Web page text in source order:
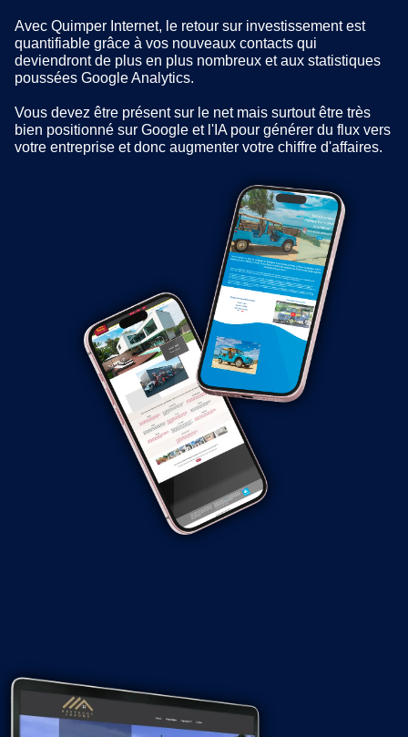
Avec Quimper Internet, le retour sur investissement est
quantifiable grâce à vos nouveaux contacts qui
deviendront de plus en plus nombreux et aux statistiques
poussées Google Analytics.
Vous devez être présent sur le net mais surtout être très
bien positionné sur Google et l'IA pour générer du flux vers
votre entreprise et donc augmenter votre chiffre d'affaires.